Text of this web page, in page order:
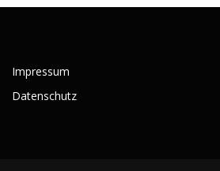
Impressum
Datenschutz